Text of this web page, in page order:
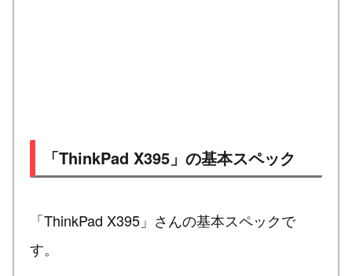
「ThinkPad X395」の基本スペック
「ThinkPad X395」さんの基本スペックで
す。